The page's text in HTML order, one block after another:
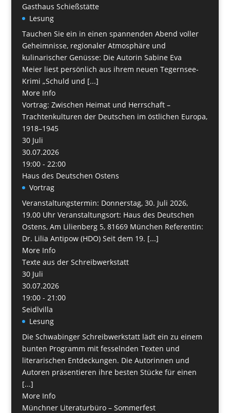
Gasthaus Schießstätte
Lesung
Tauchen Sie ein in einen spannenden Abend voller
Geheimnisse, regionaler Atmosphäre und
kulinarischer Genüsse: Die Autorin Sabine Eva
Meier liest persönlich aus ihrem neuen Tegernsee-
Krimi „Schuld und [...]
More Info
Vortrag: Zwischen Heimat und Herrschaft –
Trachtenkulturen der Deutschen im östlichen Europa,
1918–1945
30 Juli
30.07.2026
19:00 - 22:00
Haus des Deutschen Ostens
Vortrag
Veranstaltungstermin: Donnerstag, 30. Juli 2026,
19.00 Uhr Veranstaltungsort: Haus des Deutschen
Ostens, Am Lilienberg 5, 81669 München Referentin:
Dr. Lilia Antipow (HDO) Seit dem 19. [...]
More Info
Texte aus der Schreibwerkstatt
30 Juli
30.07.2026
19:00 - 21:00
Seidlvilla
Lesung
Die Schwabinger Schreibwerkstatt lädt ein zu einem
bunten Programm mit fesselnden Texten und
literarischen Entdeckungen. Die Autorinnen und
Autoren präsentieren ihre besten Stücke für einen
[...]
More Info
Münchner Literaturbüro – Sommerfest